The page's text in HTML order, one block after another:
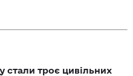
стали троє цивільних